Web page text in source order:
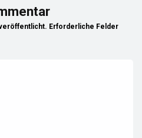
Erforderliche Felder